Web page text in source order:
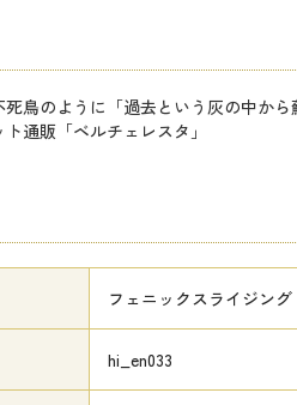
鳥のように「過去という灰の中か
通販「ベルチェレスタ」
フェニックスライジング
hi_en033